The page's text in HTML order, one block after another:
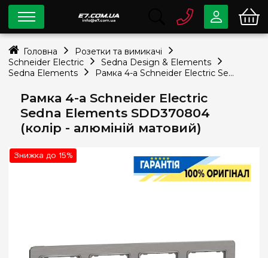
Рамка 4-а Schneider Electric
Sedna Elements SDD370804
(колір - алюміній матовий)
Знижка до 15%
0 80033-63-07
info@e7.com.ua
044 334-79-78
Viber Telegram
Головна
Розетки та вимикачі
Schneider Electric
Sedna Design & Elements
Sedna Elements
Рамка 4-а Schneider Electric Sedna Elements SDD370804 (колір - алюміній матовий)